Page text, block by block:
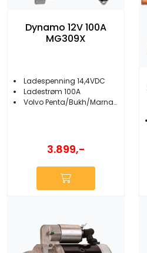
Dynamo 12V 100A
MG309X
Ladespenning 14,4VDC
Ladestrøm 100A
Volvo Penta/Bukh/Marna/Sabb/Nanni
3.899,-